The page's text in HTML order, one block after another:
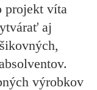
projekt víta
aj
výrobkov